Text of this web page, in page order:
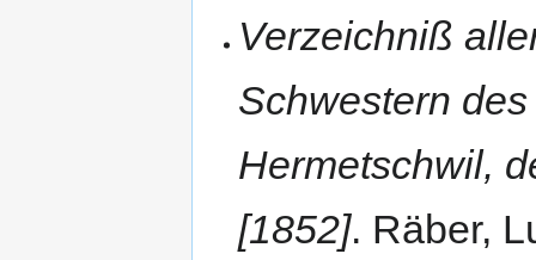
Verzeichniß
Schwestern
Hermetschwil,
[1852]. Räber,